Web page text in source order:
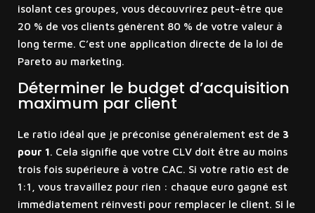
isolant ces groupes, vous découvrirez peut-être que
20 % de vos clients génèrent 80 % de votre valeur à
long terme. C’est une application directe de la loi de
Pareto au marketing.
Déterminer le budget d’acquisition
maximum par client
Le ratio idéal que je préconise généralement est de 3
pour 1. Cela signifie que votre CLV doit être au moins
trois fois supérieure à votre CAC. Si votre ratio est de
1:1, vous travaillez pour rien : chaque euro gagné est
immédiatement réinvesti pour remplacer le client. Si le